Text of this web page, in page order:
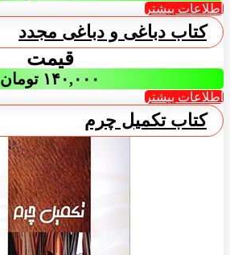
اطلاعات بیشتر
کتاب دباغی و دباغی مجدد
قیمت
۱۴۰,۰۰۰ تومان
اطلاعات بیشتر
کتاب تکمیل چرم